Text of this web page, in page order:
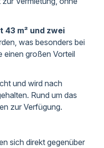
43 m² und zwei
was besonders bei
einen großen Vorteil
und wird nach
Rund um das
zur Verfügung.
sich direkt gegenüber